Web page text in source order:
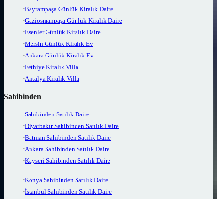
Bayrampaşa Günlük Kiralık Daire
Gaziosmanpaşa Günlük Kiralık Daire
Esenler Günlük Kiralık Daire
Mersin Günlük Kiralık Ev
Ankara Günlük Kiralık Ev
Fethiye Kiralık Villa
Antalya Kiralık Villa
Sahibinden
Sahibinden Satılık Daire
Diyarbakır Sahibinden Satılık Daire
Batman Sahibinden Satılık Daire
Ankara Sahibinden Satılık Daire
Kayseri Sahibinden Satılık Daire
Konya Sahibinden Satılık Daire
İstanbul Sahibinden Satılık Daire